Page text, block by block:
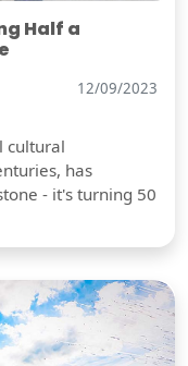
Half a
12/09/2023
cultural
has
- it's turning 50